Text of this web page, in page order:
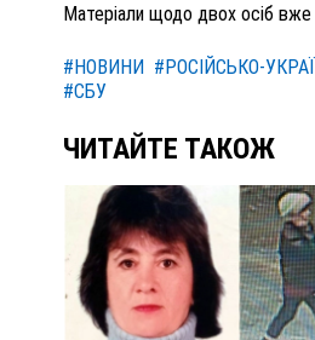
Матеріали щодо двох осіб вже
#НОВИНИ #РОСІЙСЬКО-
#СБУ
ЧИТАЙТЕ ТАКОЖ